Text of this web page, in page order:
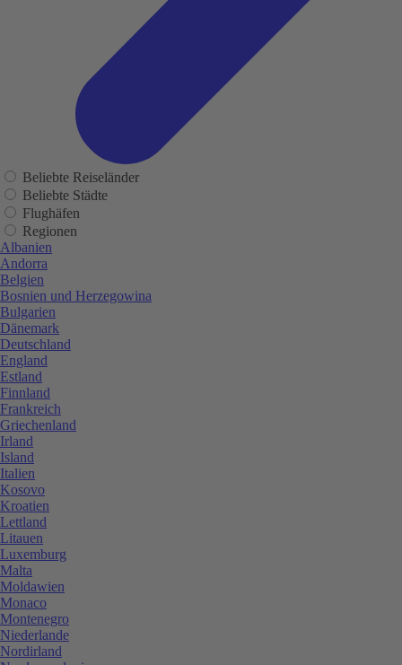
Beliebte Reiseländer
Beliebte Städte
Flughäfen
Regionen
Albanien
Andorra
Belgien
Bosnien und Herzegowina
Bulgarien
Dänemark
Deutschland
England
Estland
Finnland
Frankreich
Griechenland
Irland
Island
Italien
Kosovo
Kroatien
Lettland
Litauen
Luxemburg
Malta
Moldawien
Monaco
Montenegro
Niederlande
Nordirland